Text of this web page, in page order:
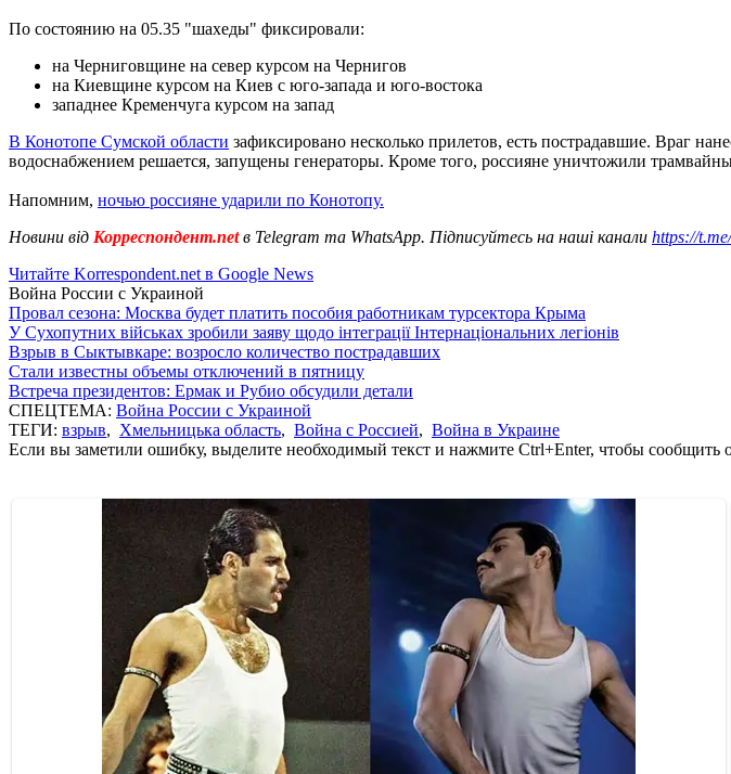
По состоянию на 05.35 "шахеды" фиксировали:
на Черниговщине на север курсом на Чернигов
на Киевщине курсом на Киев с юго-запада и юго-востока
западнее Кременчуга курсом на запад
В Конотопе Сумской области зафиксировано несколько прилетов, есть пострадавшие. Враг
водоснабжением решается, запущены генераторы. Кроме того, россияне уничтожили
Напомним, ночью россияне ударили по Конотопу.
Новини від Корреспондент.netв Telegram та WhatsApp. Підписуйтесь на наші канали https://
Читайте Korrespondent.net в Google News
Война России с Украиной
Провал сезона: Москва будет платить пособия работникам турсектора Крыма
У Сухопутних військах зробили заяву щодо інтеграції Інтернаціональних легіонів
Взрыв в Сыктывкаре: возросло количество пострадавших
Стали известны объемы отключений в пятницу
Встреча президентов: Ермак и Рубио обсудили детали
СПЕЦТЕМА: Война России с Украиной
ТЕГИ: взрыв, Хмельницька область, Война с Россией, Война в Украине
Если вы заметили ошибку, выделите необходимый текст и нажмите Ctrl+Enter, чтобы сообщить